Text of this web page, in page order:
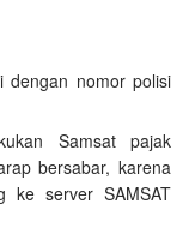
dengan nomor polisi
Samsat pajak
bersabar, karena
ke server SAMSAT